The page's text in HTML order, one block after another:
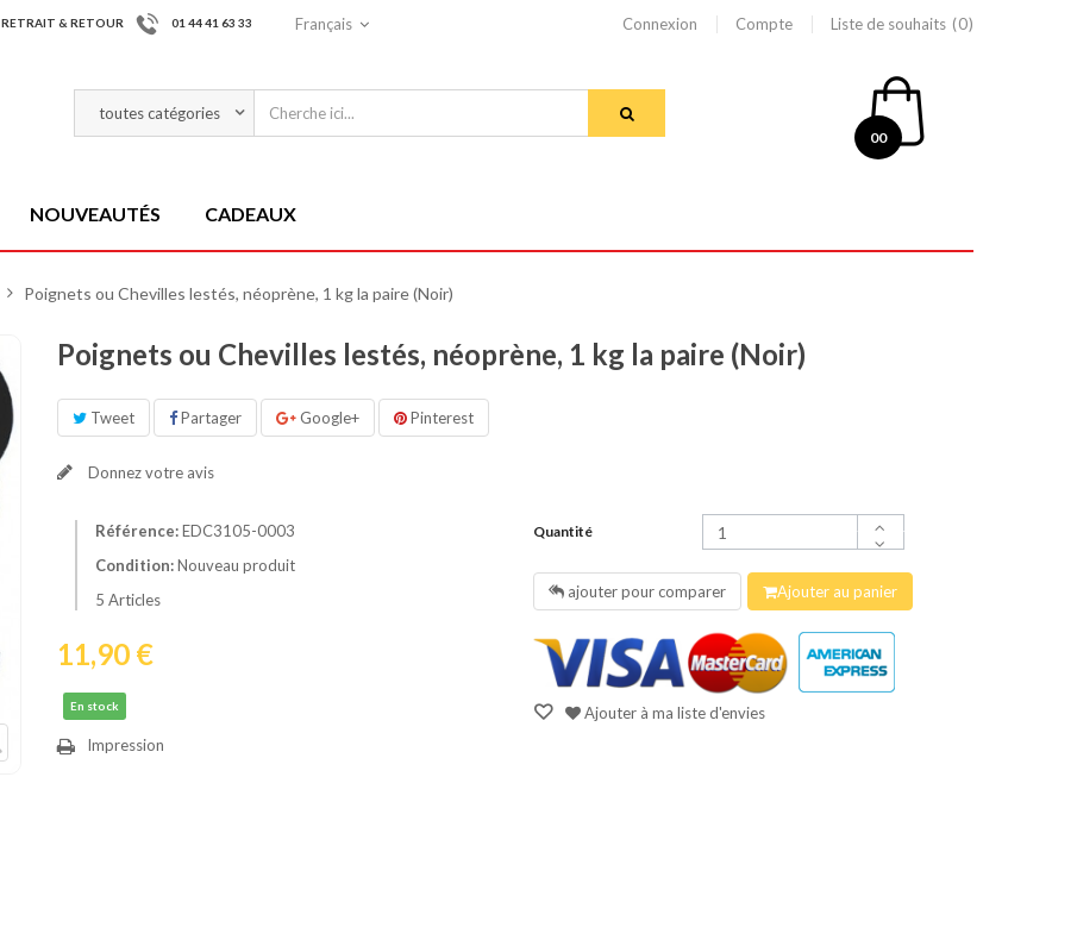
RETRAIT & RETOUR 01 44 41 63 33 Français Connexion Compte Liste de souhaits 0
00
NOUVEAUTÉS CADEAUX
> Poignets ou Chevilles lestés, néoprène, 1 kg la paire (Noir)
Poignets ou Chevilles lestés, néoprène, 1 kg la paire (Noir)
Tweet Partager Google+ Pinterest
Donnez votre avis
Référence:EDC3105-0003
Condition:Nouveau produit
5 Articles
11,90 €
En stock
Impression
Quantité
ajouter pour comparer Ajouter au panier
Ajouter à ma liste d'envies